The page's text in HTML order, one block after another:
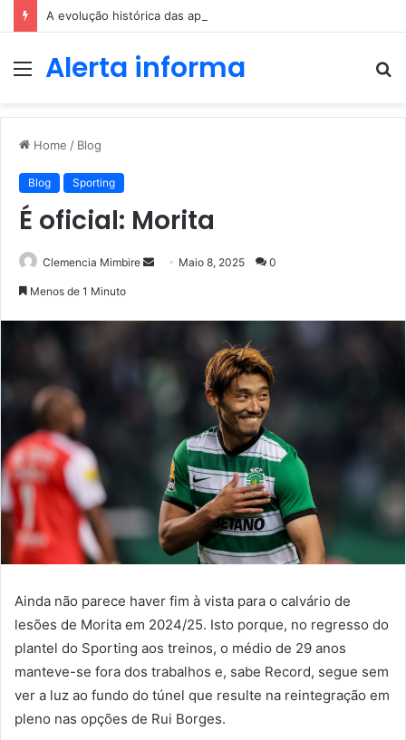
A evolução histórica das apostas ao longo dos séculos
MenuAlerta informa
Home / Blog
Blog Sporting
É oficial: Morita
Clemencia Mimbire
Send Maio 8, 2025 0
Menos de 1 Minuto
Ainda não parece haver fim à vista para o calvário de
lesões de Morita em 2024/25. Isto porque, no regresso do
plantel do Sporting aos treinos, o médio de 29 anos
manteve-se fora dos trabalhos e, sabe Record, segue sem
ver a luz ao fundo do túnel que resulte na reintegração em
pleno nas opções de Rui Borges.